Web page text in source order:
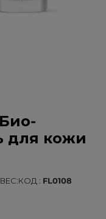
Био-
для кожи
КОД FL0108